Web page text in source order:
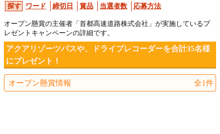
ワード 締切日 賞品 当選者数 応募方法
オープン懸賞の主催者「首都高速道路株式会社」が実施しているプ
レゼントキャンペーンの詳細です。
アクアリゾーツパスや、ドライブレコーダーを合計35名様
にプレゼント！
オープン懸賞情報 全1件